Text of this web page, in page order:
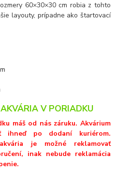
60×30×30 cm robia z tohto
layouty, prípadne ako štartovací
V PORIADKU
máš od nás záruku. Akvárium
ihneď po dodaní kuriérom.
je možné reklamovať
inak nebude reklamácia